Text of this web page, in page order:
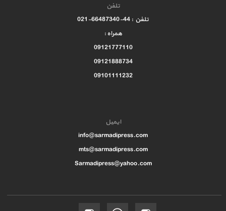
تلفن
تلفن : 44-66487340-021
همراه :
09121777110
09121888734
09101111232
ایمیل
info@sarmadipress.com
mts@sarmadipress.com
Sarmadipress@yahoo.com